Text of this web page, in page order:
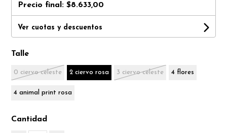
Precio final:$8.633,00
Ver cuotas y descuentos
Talle
0 ciervo celeste 2 ciervo rosa 3 ciervo celeste 4 flores
4 animal print rosa
Cantidad